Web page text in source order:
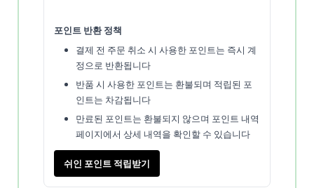
포인트 반환 정책
결제 전 주문 취소 시 사용한 포인트는 즉시 계
정으로 반환됩니다
반품 시 사용한 포인트는 환불되며 적립된 포
인트는 차감됩니다
만료된 포인트는 환불되지 않으며 포인트 내역
페이지에서 상세 내역을 확인할 수 있습니다
쉬인 포인트 적립받기